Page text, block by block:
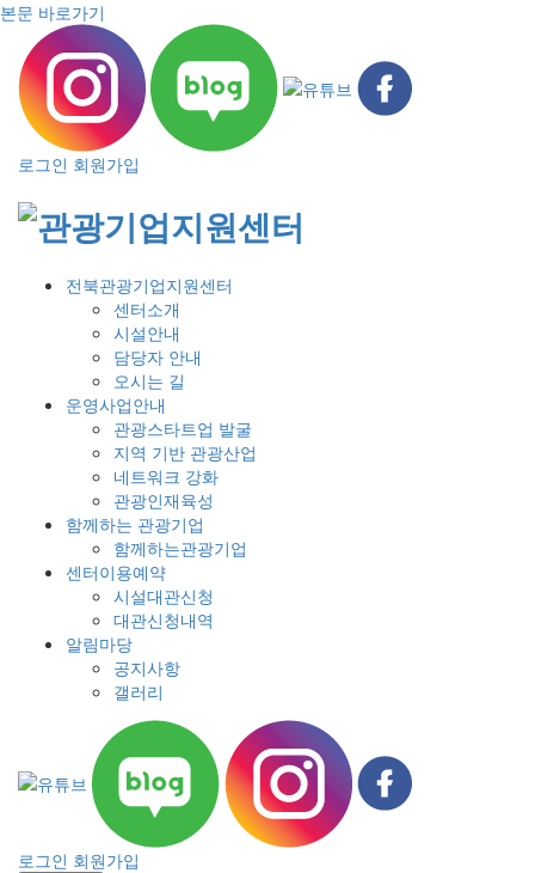
본문 바로가기
로그인 회원가입
전북관광기업지원센터
센터소개
시설안내
담당자 안내
오시는 길
운영사업안내
관광스타트업 발굴
지역 기반 관광산업
네트워크 강화
관광인재육성
함께하는 관광기업
함께하는관광기업
센터이용예약
시설대관신청
대관신청내역
알림마당
공지사항
갤러리
로그인 회원가입